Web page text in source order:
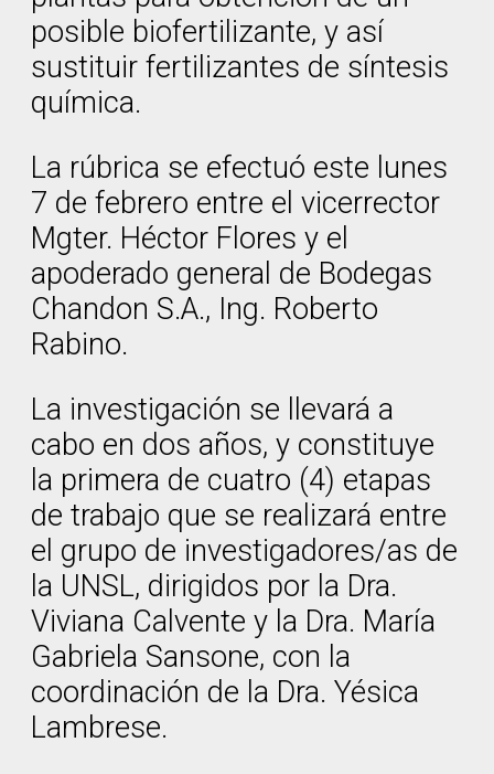
posible biofertilizante, y así
sustituir fertilizantes de síntesis
química.
La rúbrica se efectuó este lunes
7 de febrero entre el vicerrector
Mgter. Héctor Flores y el
apoderado general de Bodegas
Chandon S.A., Ing. Roberto
Rabino.
La investigación se llevará a
cabo en dos años, y constituye
la primera de cuatro (4) etapas
de trabajo que se realizará entre
el grupo de investigadores/as de
la UNSL, dirigidos por la Dra.
Viviana Calvente y la Dra. María
Gabriela Sansone, con la
coordinación de la Dra. Yésica
Lambrese.